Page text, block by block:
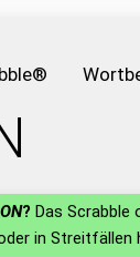
? Das Scrabble
in Streitfällen